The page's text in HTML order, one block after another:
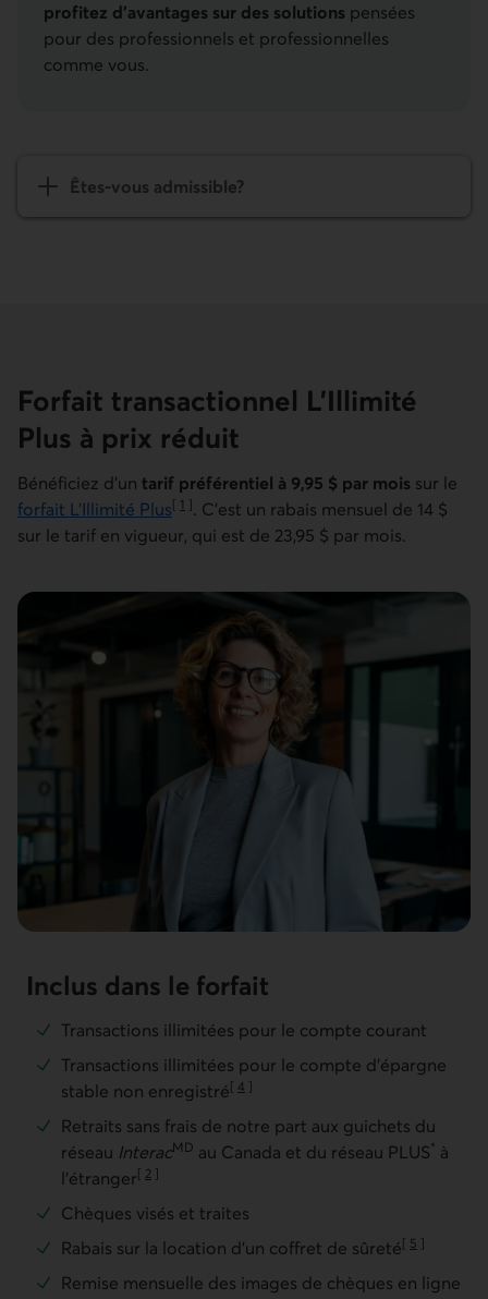
profitez d’avantages sur des solutions pensées
pour des professionnels et profession­nelles
comme vous.
Êtes-vous admissible?
Forfait transac­tionnel L’Illimité
Plus à prix réduit
Bénéficiez d’un tarif préférentiel à 9,95 $ par mois sur le
forfait L’Illimité Plus[ 1 ]
Aller à la note
. C’est un rabais mensuel de 14 $
sur le tarif en vigueur, qui est de 23,95 $ par mois.
Inclus dans le forfait
Transactions illimitées pour le compte courant
Transactions illimitées pour le compte d’épargne
stable non enregistré[ 4 ]
Aller à la note
Retraits sans frais de notre part aux guichets du
réseau InteracMD au Canada et du réseau PLUS * à
l’étranger[ 2 ]
Aller à la note
Chèques visés et traites
Rabais sur la location d’un coffret de sûreté[ 5 ]
Aller à la note
Remise mensuelle des images de chèques en ligne